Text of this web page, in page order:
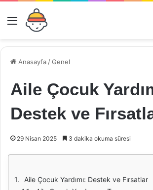
Menü
Anasayfa /Genel
Aile Çocuk
Destek ve
29 Nisan 2025 3 dakika okuma süresi
Aile Çocuk Yardımı: Destek ve Fırsatlar